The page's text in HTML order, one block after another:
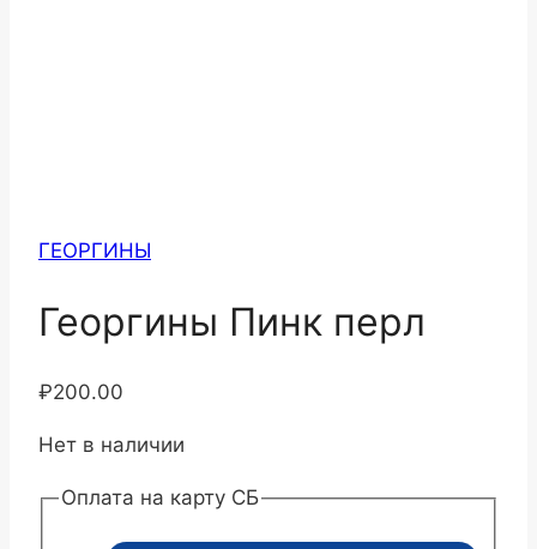
ГЕОРГИНЫ
Георгины Пинк перл
₽200.00
Нет в наличии
Оплата на карту СБ